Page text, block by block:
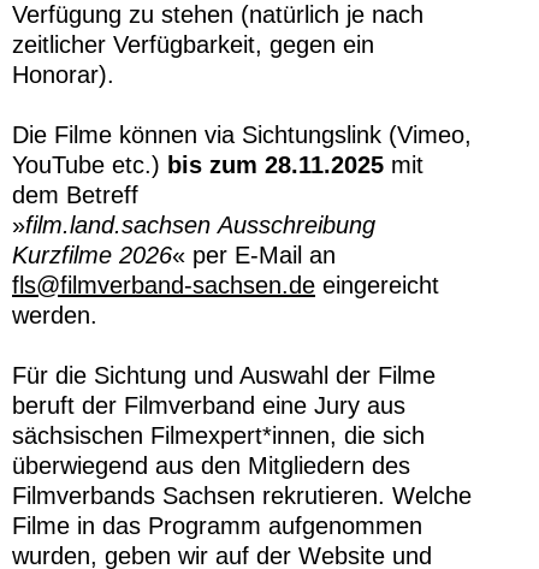
Verfügung zu stehen (natürlich je nach
zeitlicher Verfügbarkeit, gegen ein
Honorar).
Die Filme können via Sichtungslink (Vimeo,
YouTube etc.) bis zum 28.11.2025 mit
dem Betreff
»film.land.sachsen Ausschreibung
Kurzfilme 2026« per E-Mail an
fls@filmverband-sachsen.de eingereicht
werden.
Für die Sichtung und Auswahl der Filme
beruft der Filmverband eine Jury aus
sächsischen Filmexpert*innen, die sich
überwiegend aus den Mitgliedern des
Filmverbands Sachsen rekrutieren. Welche
Filme in das Programm aufgenommen
wurden, geben wir auf der Website und